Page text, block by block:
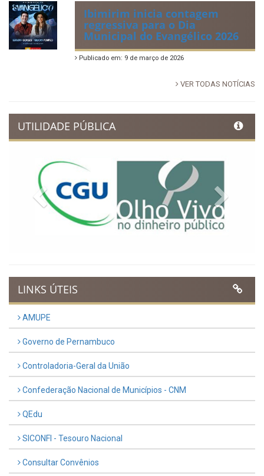
Ibimirim inicia contagem
regressiva para o Dia
Municipal do Evangélico 2026
Publicado em: 9 de março de 2026
VER TODAS NOTÍCIAS
UTILIDADE PÚBLICA
Previous
LINKS ÚTEIS
AMUPE
Governo de Pernambuco
Controladoria-Geral da União
Confederação Nacional de Municípios - CNM
QEdu
SICONFI - Tesouro Nacional
Consultar Convênios